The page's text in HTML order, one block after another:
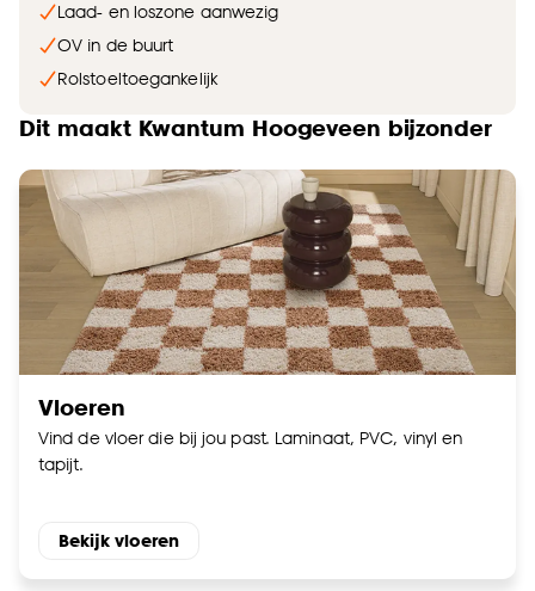
Laad- en loszone aanwezig
OV in de buurt
Rolstoeltoegankelijk
Dit maakt Kwantum Hoogeveen bijzonder
Vloeren
Vind de vloer die bij jou past. Laminaat, PVC, vinyl en
tapijt.
Bekijk vloeren